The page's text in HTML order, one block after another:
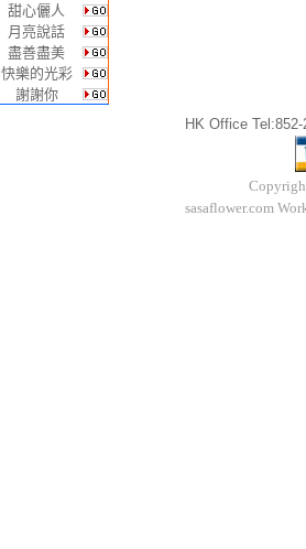
甜心儷人
月亮說話
盡善盡美
快樂的光彩
謝謝你
HK Office
sasaflower.com